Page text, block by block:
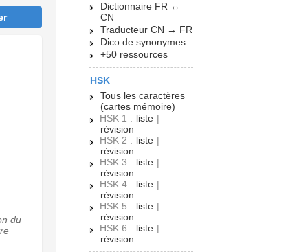
du
Dictionnaire FR ↔
CN
Traducteur CN → FR
Dico de synonymes
+50 ressources
HSK
Tous les caractères
(cartes mémoire)
HSK 1 : liste |
révision
HSK 2 : liste |
révision
HSK 3 : liste |
révision
HSK 4 : liste |
révision
HSK 5 : liste |
révision
HSK 6 : liste |
révision